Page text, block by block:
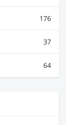
176
37
64